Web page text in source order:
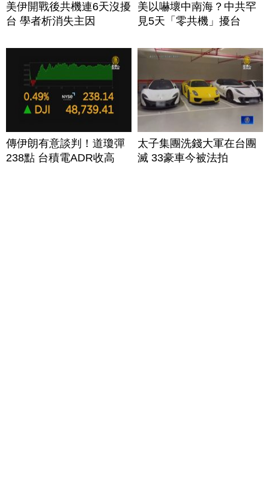
美伊開戰後共機連6天沒擾
台 學者析消失主因
美以嚇壞中南海？中共罕
見5天「零共機」擾台
傳伊朗有意談判！道瓊彈
238點 台積電ADR收高
太子集團洗錢大軍在台團
滅 33豪車今被法拍